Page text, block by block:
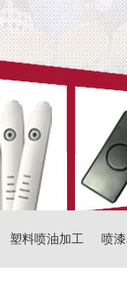
塑料喷油加工 喷